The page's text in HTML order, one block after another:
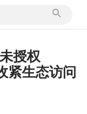
授权
紧生态访问